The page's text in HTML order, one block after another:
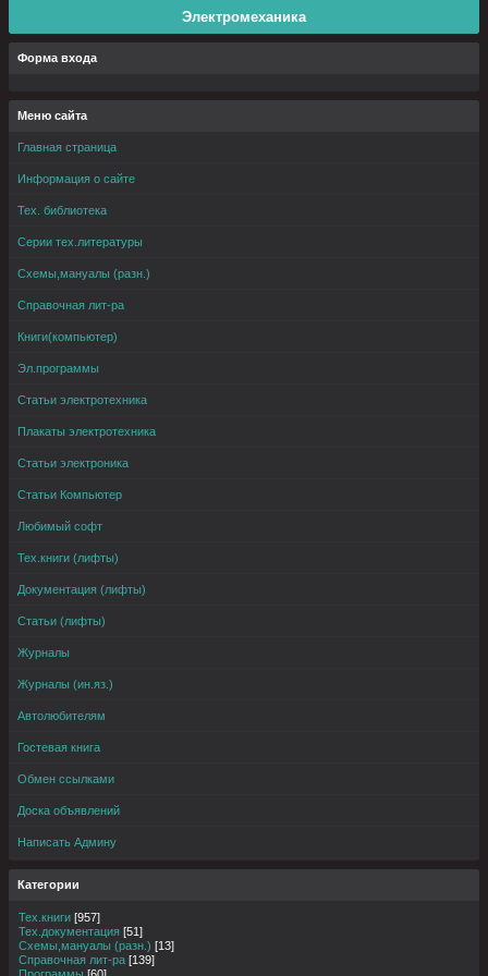
Электромеханика
Форма входа
Меню сайта
Главная страница
Информация о сайте
Тех. библиотека
Серии тех.литературы
Схемы,мануалы (разн.)
Справочная лит-ра
Книги(компьютер)
Эл.программы
Статьи электротехника
Плакаты электротехника
Статьи электроника
Статьи Компьютер
Любимый софт
Тех.книги (лифты)
Документация (лифты)
Статьи (лифты)
Журналы
Журналы (ин.яз.)
Автолюбителям
Гостевая книга
Обмен ссылками
Доска объявлений
Написать Админу
Категории
Тех.книги [957]
Тех.документация [51]
Схемы,мануалы (разн.) [13]
Справочная лит-ра [139]